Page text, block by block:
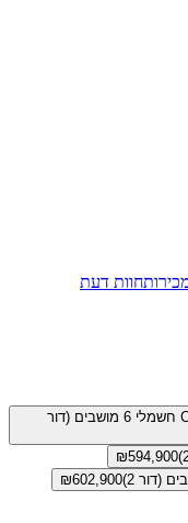
חוות דעת
100KWh אולטימייט אקזקיוטיב Console 4X4 חשמלי 6 מושבים (דור
₪594,900
₪602,900